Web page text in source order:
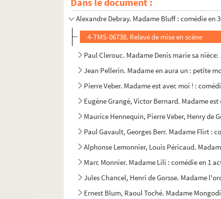
Charles Vildrac. Madame Béliard : pièce en 3
Alexandre Debray. Madame Bluff : comédie en
4-TMS-06738. Relevé de mise en scène
Paul Clerouc. Madame Denis marie sa nièce:
Jean Pellerin. Madame en aura un : petite
Pierre Veber. Madame est avec moi ! :
Eugène Grangé, Victor Bernard. Madame
Maurice Hennequin, Pierre Veber, Henry de
Paul Gavault, Georges Berr. Madame Flirt :
Alphonse Lemonnier, Louis Péricaud.
Marc Monnier. Madame Lili : comédie en 1
Jules Chancel, Henri de Gorsse. Madame
Ernest Blum, Raoul Toché. Madame